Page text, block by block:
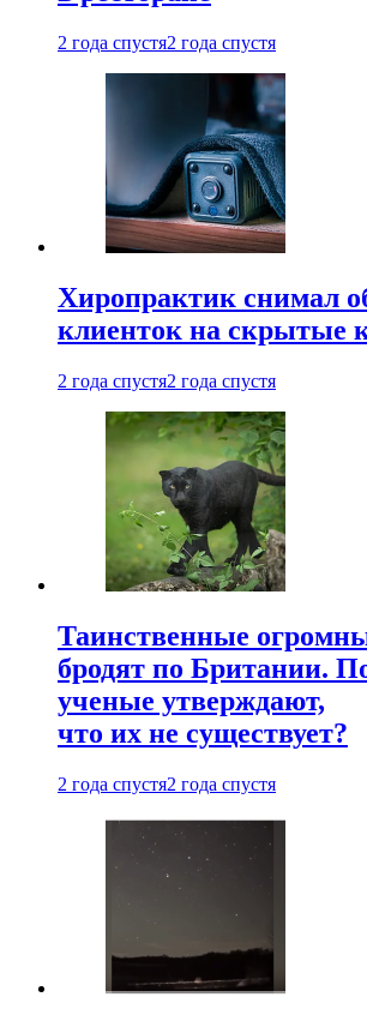
2 года спустя2 года спустя
Хиропрактик снимал
клиенток на скрытые
2 года спустя2 года спустя
Таинственные
бродят по Британии.
ученые утверждают,
что их не существует?
2 года спустя2 года спустя